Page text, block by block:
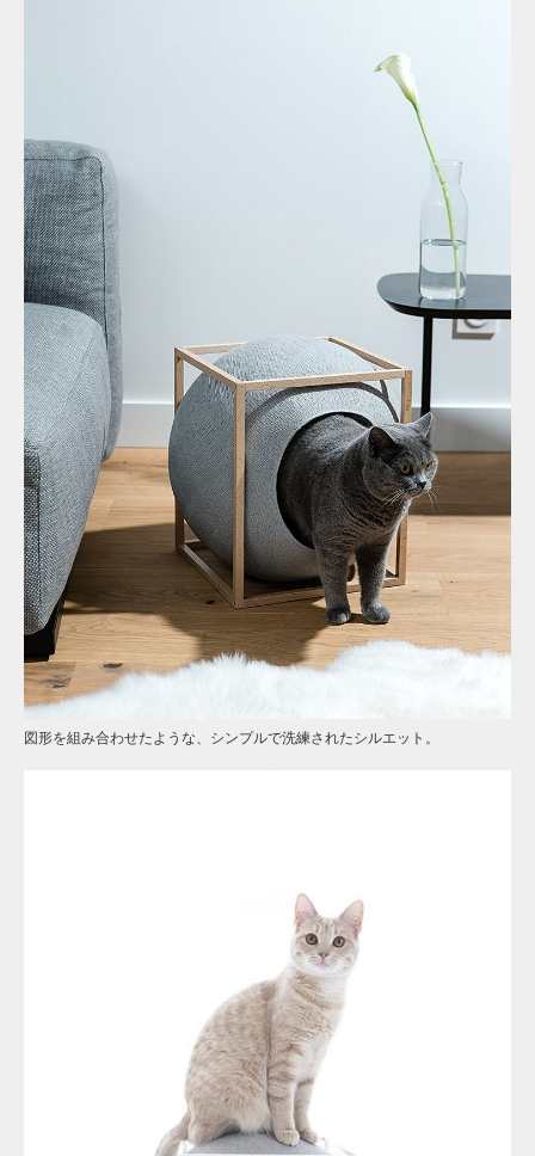
図形を組み合わせたような、シンプルで洗練されたシルエット。